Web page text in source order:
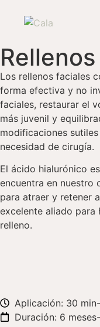
Los rellenos faciales
forma efectiva y no
faciales, restaurar el
más juvenil y
modificaciones
necesidad de cirugía.
El ácido hialurónico
encuentra en nuestro
para atraer y retener
excelente aliado
relleno.
Aplicación: 30
Duración: 6